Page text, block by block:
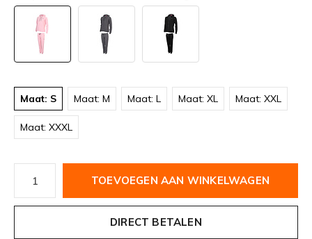
Maat: S Maat: M Maat: L Maat: XL Maat: XXL
Maat: XXXL
TOEVOEGEN AAN WINKELWAGEN
DIRECT BETALEN